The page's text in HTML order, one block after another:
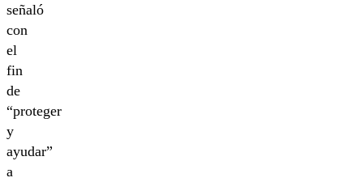
señaló
con
el
fin
de
“proteger
y
ayudar”
a